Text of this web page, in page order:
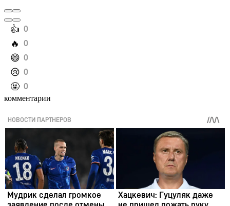
️👍 0
️🔥 0
️😄 0
️😢 0
️🤬 0
комментарии